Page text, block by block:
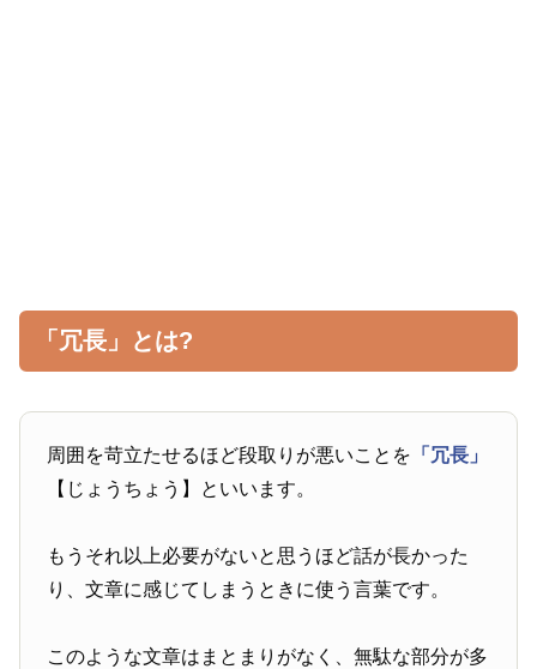
「冗長」とは?
周囲を苛立たせるほど段取りが悪いことを 「冗長」
【じょうちょう】といいます。
もうそれ以上必要がないと思うほど話が長かった
り、文章に感じてしまうときに使う言葉です。
このような文章はまとまりがなく、無駄な部分が多